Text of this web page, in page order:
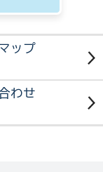
ップ
わせ